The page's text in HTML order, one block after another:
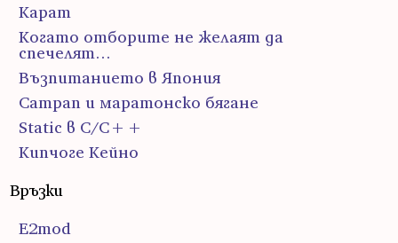
Карат
Когато отборите не желаят да
спечелят…
Възпитанието в Япония
Сатрап и маратонско бягане
Static в C/C++
Кипчоге Кейно
Връзки
E2mod